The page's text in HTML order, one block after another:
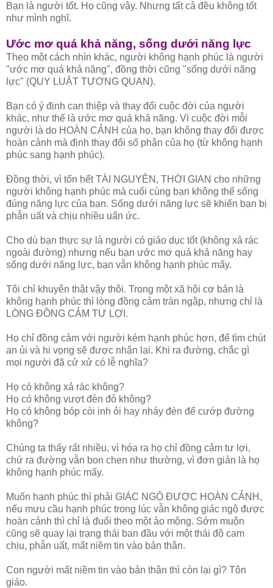
Bạn là người tốt. Họ cũng vậy. Nhưng tất cả đều không tốt
như mình nghĩ.
Ước mơ quá khả năng, sống dưới năng lực
Theo một cách nhìn khác, người không hạnh phúc là người
"ước mơ quá khả năng", đồng thời cũng "sống dưới năng
lực" (QUY LUẬT TƯƠNG QUAN).
Bạn có ý định can thiệp và thay đổi cuộc đời của người
khác, như thế là ước mơ quá khả năng. Vì cuộc đời mỗi
người là do HOÀN CẢNH của họ, bạn không thay đổi được
hoàn cảnh mà định thay đổi số phận của họ (từ không hạnh
phúc sang hạnh phúc).
Đồng thời, vì tốn hết TÀI NGUYÊN, THỜI GIAN cho những
người không hạnh phúc mà cuối cùng bạn không thể sống
đúng năng lực của bạn. Sống dưới năng lực sẽ khiến bạn bị
phẫn uất và chịu nhiều uẩn ức.
Cho dù bạn thực sự là người có giáo dục tốt (không xả rác
ngoài đường) nhưng nếu bạn ước mơ quá khả năng hay
sống dưới năng lực, bạn vẫn không hạnh phúc mấy.
Tôi chỉ khuyên thật vậy thôi. Trong một xã hội cơ bản là
không hạnh phúc thì lòng đồng cảm tràn ngập, nhưng chỉ là
LÒNG ĐỒNG CẢM TƯ LỢI.
Họ chỉ đồng cảm với người kém hạnh phúc hơn, để tìm chút
an ủi và hi vọng sẽ được nhận lại. Khi ra đường, chắc gì
mọi người đã cử xử có lễ nghĩa?
Họ có không xả rác không?
Họ có không vượt đèn đỏ không?
Họ có không bóp còi inh ỏi hay nháy đèn để cướp đường
không?
Chúng ta thấy rất nhiều, vì hóa ra họ chỉ đồng cảm tư lợi,
chứ ra đường vẫn bon chen như thường, vì đơn giản là họ
không hạnh phúc mấy.
Muốn hạnh phúc thì phải GIÁC NGỘ ĐƯỢC HOÀN CẢNH,
nếu mưu cầu hạnh phúc trong lúc vẫn không giác ngộ được
hoàn cảnh thì chỉ là đuổi theo một ảo mộng. Sớm muộn
cũng sẽ quay lại trạng thái ban đầu với một thái độ cam
chịu, phẫn uất, mất niềm tin vào bản thân.
Con người mất niềm tin vào bản thân thì còn lại gì? Tôn
giáo.